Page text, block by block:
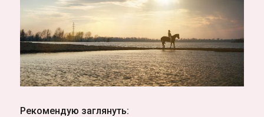
Рекомендую заглянуть: